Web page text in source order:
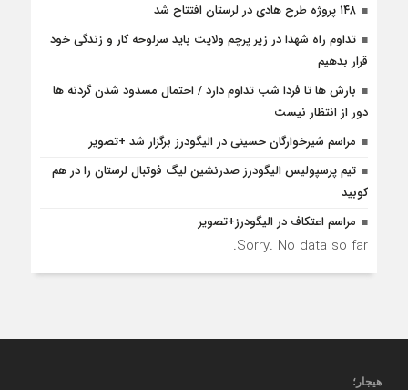
۱۴۸ پروژه طرح هادی در لرستان افتتاح شد
تداوم راه شهدا در زیر پرچم ولایت باید سرلوحه کار و زندگی خود
قرار بدهیم
بارش ها تا فردا شب تداوم دارد / احتمال مسدود شدن گردنه ها
دور از انتظار نیست
مراسم شیرخوارگان حسینی در الیگودرز برگزار شد +تصویر
تیم پرسپولیس الیگودرز صدرنشین لیگ فوتبال لرستان را در هم
کوبید
مراسم اعتکاف در الیگودرز+تصویر
Sorry. No data so far.
هیجار ؛